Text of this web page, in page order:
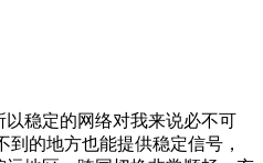
稳定的网络对我来说必不可
到的地方也能提供稳定信号，